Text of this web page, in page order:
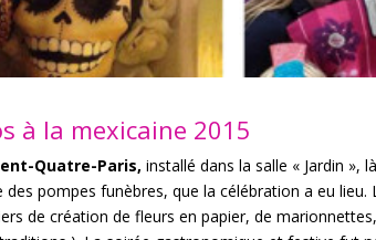
à la mexicaine 2015
Quatre-Paris, installé dans la salle « Jardin »,
des pompes funèbres, que la célébration a eu
de création de fleurs en papier, de